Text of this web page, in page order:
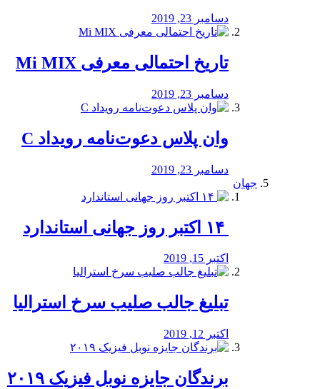
دسامبر 23, 2019
تاریخ احتمالی معرفی Mi MIX
دسامبر 23, 2019
وان پلاس دعوت‌نامه رویداد C
دسامبر 23, 2019
جهان
اکتبر 15, 2019
تبلیغ جالب صلیب سرخ استرالیا
اکتبر 12, 2019
برندگان جایزه نوبل فیزیک ۲۰۱۹